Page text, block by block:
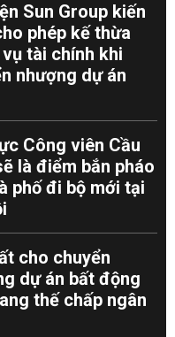
Sun Group kiến
phép kế thừa
tài chính khi
nhượng dự án
Công viên Cầu
là điểm bắn pháo
phố đi bộ mới tại
cho chuyển
dự án bất động
thế chấp ngân